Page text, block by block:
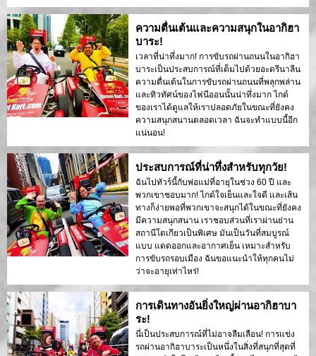
ความตื่นเต้นและความสนุกในอากิฮา
บาระ!
เวลาที่น่าทึ่งมาก! การขับรถผ่านถนนในอากิฮา
บาระเป็นประสบการณ์ที่เต็มไปด้วยอะดรีนาลีน
ความตื่นเต้นในการขับรถผ่านถนนที่พลุกพล่าน
และทิวทัศน์ของไฟนีออนนั้นน่าทึ่งมาก ไกด์
ของเราได้ดูแลให้เราปลอดภัยในขณะที่ยังคง
ความสนุกสนานตลอดเวลา ฉันจะทำแบบนี้อีก
แน่นอน!
ประสบการณ์ที่น่าทึ่งสำหรับทุกวัย!
ฉันไปทัวร์นี้กับพ่อแม่ที่อายุในช่วง 60 ปี และ
พวกเขาชอบมาก! ไกด์ใจเย็นและใจดี และเส้น
ทางก็ง่ายพอที่พวกเขาจะสนุกได้ในขณะที่ยังคง
มีความสนุกสนาน เราชอบส่วนที่เราผ่านย่าน
สถานีโตเกียวเป็นพิเศษ มันเป็นวันที่สมบูรณ์
แบบ แดดออกและอากาศเย็น เหมาะสำหรับ
การขับรถรอบเมือง ฉันขอแนะนำให้ทุกคนไม่
ว่าจะอายุเท่าไหร่!
การเดินทางอันยิ่งใหญ่ผ่านอากิฮาบา
ระ!
นี่เป็นประสบการณ์ที่ไม่อาจลืมเลือน! การแข่ง
รถผ่านอากิฮาบาระเป็นหนึ่งในสิ่งที่สนุกที่สุดที่